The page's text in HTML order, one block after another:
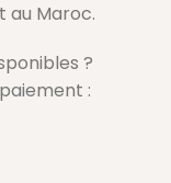
au Maroc.
?
: